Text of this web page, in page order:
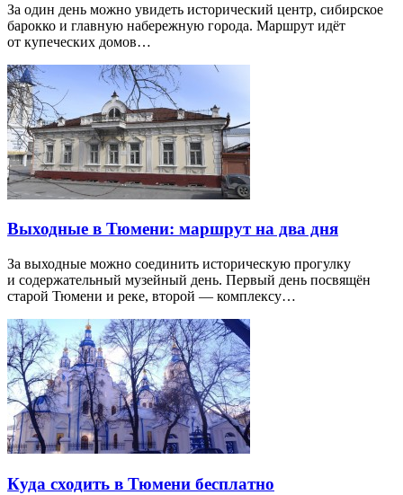
За один день можно увидеть исторический центр, сибирское
барокко и главную набережную города. Маршрут идёт
от купеческих домов…
Выходные в Тюмени: маршрут на два дня
За выходные можно соединить историческую прогулку
и содержательный музейный день. Первый день посвящён
старой Тюмени и реке, второй — комплексу…
Куда сходить в Тюмени бесплатно